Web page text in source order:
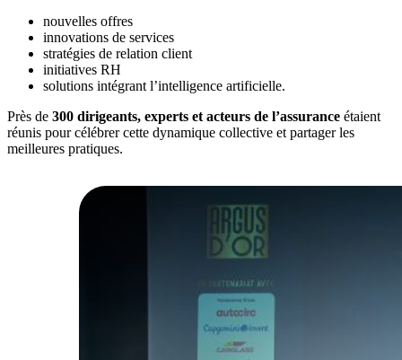
nouvelles offres
innovations de services
stratégies de relation client
initiatives RH
solutions intégrant l’intelligence artificielle.
Près de 300 dirigeants, experts et acteurs de l’assurance étaient
réunis pour célébrer cette dynamique collective et partager les
meilleures pratiques.